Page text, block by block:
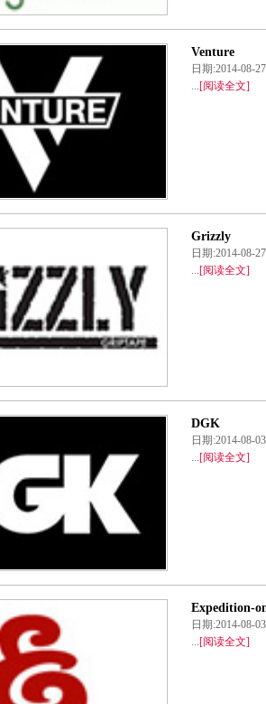
Venture
日期:2014-
...[阅读全文]
Grizzly
日期:2014-
[阅读全文]
DGK
日期:2014-
...[阅读全文]
Expedition-
日期:2014-
...[阅读全文]